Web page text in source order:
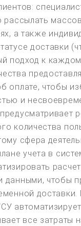
рассылать
а также
доставки
подход к
оплате, чтобы
и
количества
сфера
учета в
данными, чтобы
все затраты